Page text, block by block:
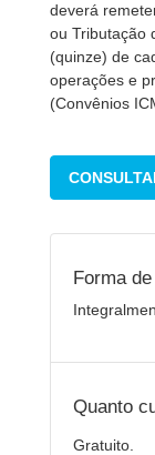
deverá
ou Tributação
(quinze) de
operações e
(Convênios
Forma
Quanto
Gratuito.